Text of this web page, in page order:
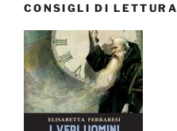
di
vita”
CONSIGLI DI LETTURA